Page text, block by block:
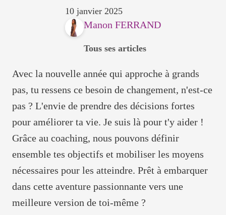
10 janvier 2025
Manon FERRAND
Tous ses articles
Avec la nouvelle année qui approche à grands
pas, tu ressens ce besoin de changement, n'est-ce
pas ? L'envie de prendre des décisions fortes
pour améliorer ta vie. Je suis là pour t'y aider !
Grâce au coaching, nous pouvons définir
ensemble tes objectifs et mobiliser les moyens
nécessaires pour les atteindre. Prêt à embarquer
dans cette aventure passionnante vers une
meilleure version de toi-même ?